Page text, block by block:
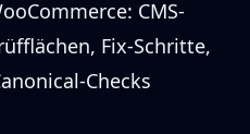
CMS-
Fix-Schritte,
Checks